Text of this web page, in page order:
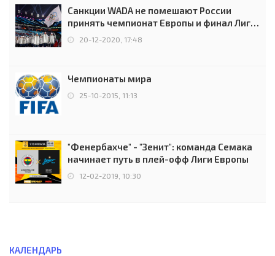
Санкции WADA не помешают России
принять чемпионат Европы и финал Лиги
чемпионов.
20-12-2020, 17:48
Чемпионаты мира
25-10-2015, 11:13
"Фенербахче" - "Зенит": команда Семака
начинает путь в плей-офф Лиги Европы
12-02-2019, 10:30
КАЛЕНДАРЬ